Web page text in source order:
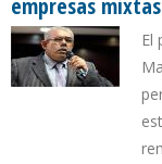
empresas
El